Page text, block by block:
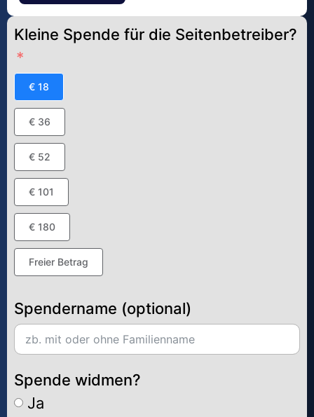
Kleine Spende für die Seitenbetreiber?
€ 18
€ 36
€ 52
€ 101
€ 180
Freier Betrag
Spendername (optional)
Spende widmen?
Ja